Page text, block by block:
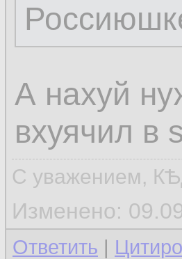
А нахуй
вхуячил в
С уважением,
Изменено:
Ответить |